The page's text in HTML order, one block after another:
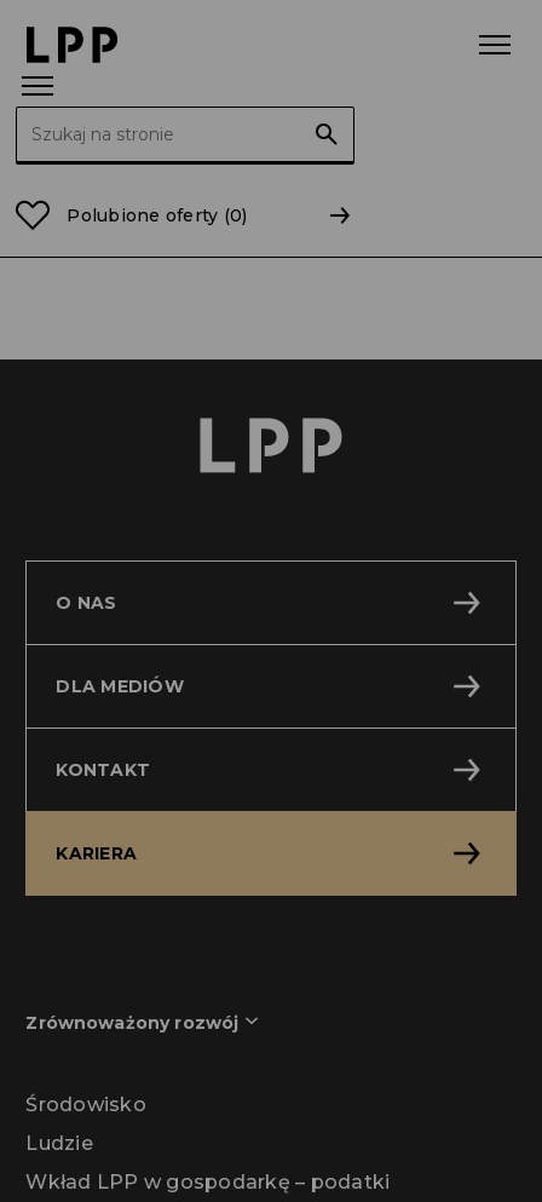
Polubione oferty (0)
Strona główna wielkopolskie
O NAS
DLA MEDIÓW
KONTAKT
KARIERA
Zrównoważony rozwój
Środowisko
Ludzie
Wkład LPP w gospodarkę – podatki